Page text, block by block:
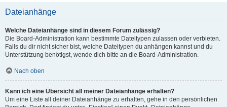
Dateianhänge
Welche Dateianhänge sind in diesem Forum zulässig?
Die Board-Administration kann bestimmte Dateitypen zulassen oder verbieten.
Falls du dir nicht sicher bist, welche Dateitypen du anhängen kannst und du
Unterstützung benötigst, wende dich bitte an die Board-Administration.
Nach oben
Kann ich eine Übersicht all meiner Dateianhänge erhalten?
Um eine Liste all deiner Dateianhänge zu erhalten, gehe in den persönlichen